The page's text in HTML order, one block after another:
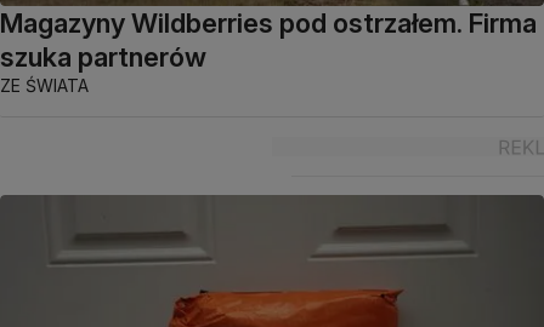
Magazyny Wildberries pod ostrzałem. Firma
szuka partnerów
ZE ŚWIATA